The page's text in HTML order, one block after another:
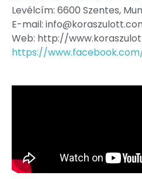
Levélcím: 6600 Szentes,
E-mail:
Web: http://
https://